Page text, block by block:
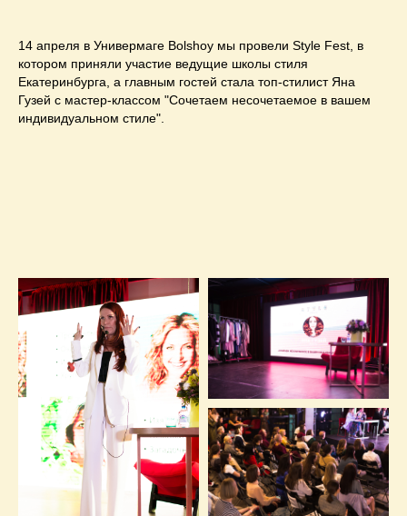
14 апреля в Универмаге Bolshoy мы провели Style Fest, в
котором приняли участие ведущие школы стиля
Екатеринбурга, а главным гостей стала топ-стилист Яна
Гузей с мастер-классом "Сочетаем несочетаемое в вашем
индивидуальном стиле".